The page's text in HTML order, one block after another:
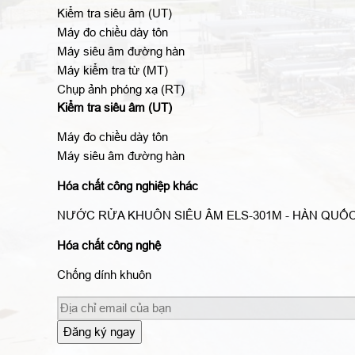
Kiểm tra siêu âm (UT)
Máy đo chiều dày tôn
Máy siêu âm đường hàn
Máy kiểm tra từ (MT)
Chụp ảnh phóng xạ (RT)
Kiểm tra siêu âm (UT)
Máy đo chiều dày tôn
Máy siêu âm đường hàn
Hóa chất công nghiệp khác
NƯỚC RỬA KHUÔN SIÊU ÂM ELS-301M - HÀN
Hóa chất công nghệ
Chống dính khuôn
Đăng ký ngay